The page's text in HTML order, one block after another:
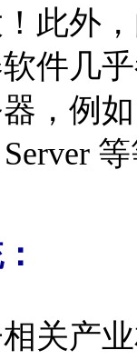
此外
件几
，例
Server
关产